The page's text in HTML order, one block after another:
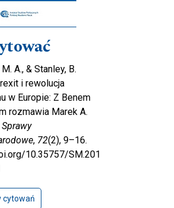
A., & Stanley, B.
i rewolucja
w Europie: Z Benem
rozmawia Marek A.
Sprawy
, 72(2), 9–16.
10.35757/SM.201
cytowań